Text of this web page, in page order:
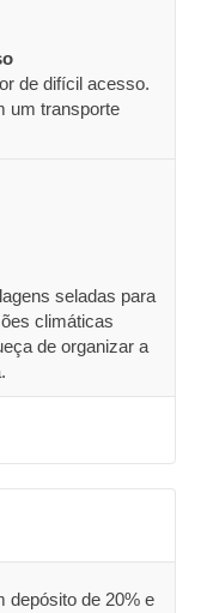
de difícil acesso.
um transporte
seladas para
climáticas
de organizar a
depósito de 20% e